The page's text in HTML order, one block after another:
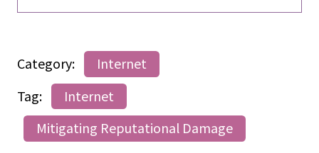
Category:
Internet
Tag:
Internet
Mitigating Reputational Damage